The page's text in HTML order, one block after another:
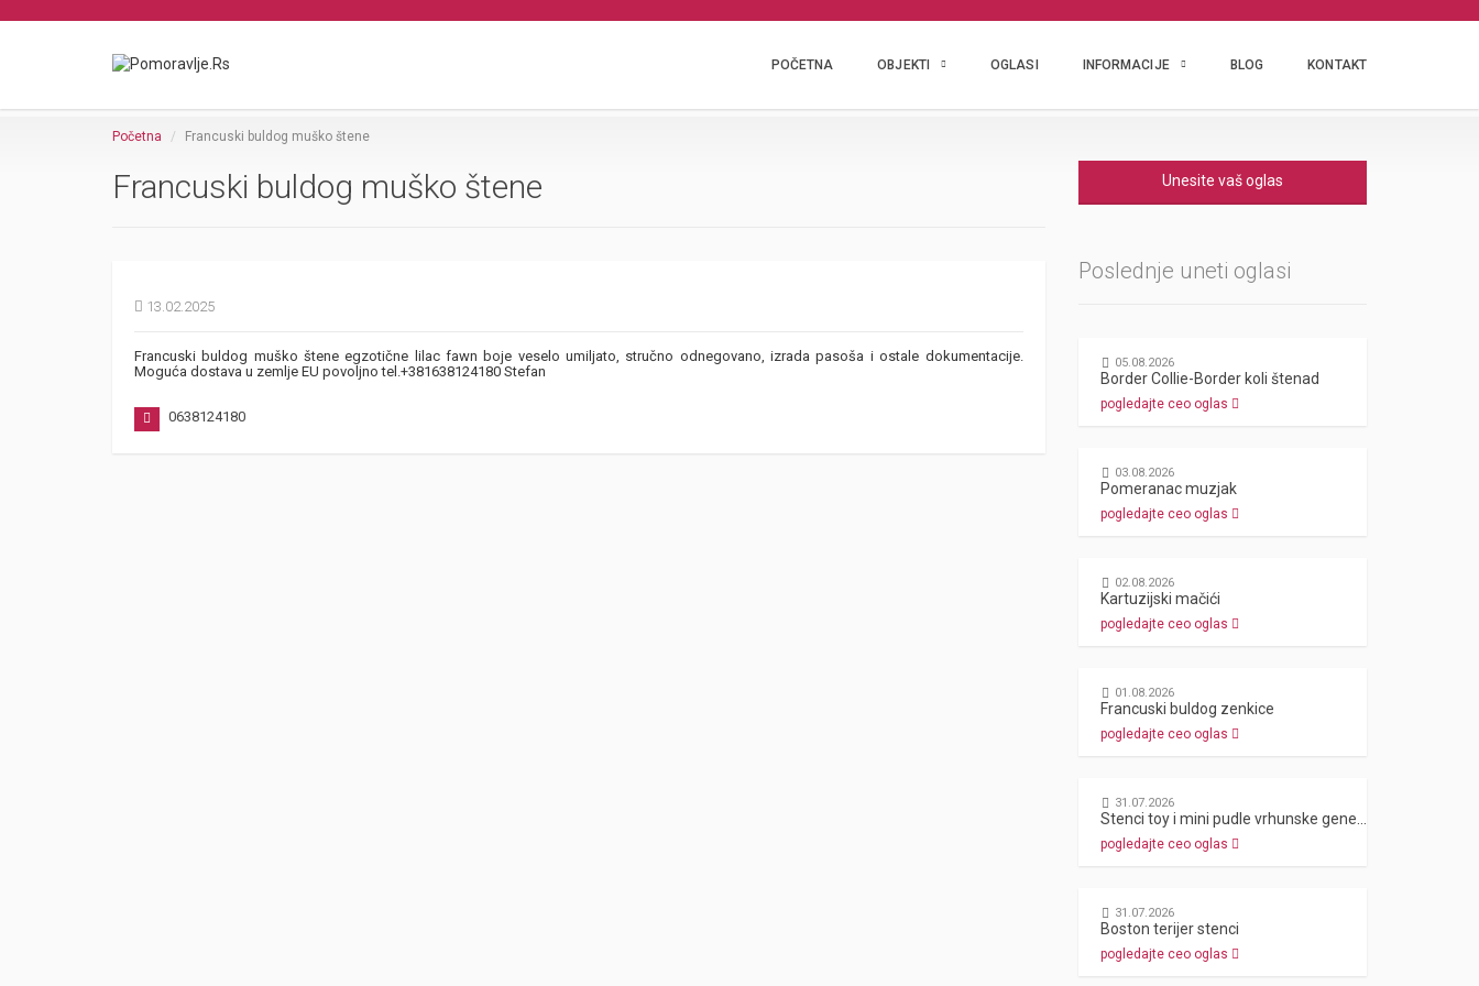
POČETNA OBJEKTI OGLASI INFORMACIJE BLOG KONTAKT
Početna Francuski buldog muško štene
Francuski buldog muško štene
13.02.2025
Francuski buldog muško štene egzotične lilac fawn boje veselo umiljato, stručno odnegovano, izrada pasoša i ostale dokumentacije.
Moguća dostava u zemlje EU povoljno tel.+381638124180 Stefan
0638124180
Unesite vaš oglas
Poslednje uneti oglasi
05.08.2026
Border Collie-Border koli štenad
pogledajte ceo oglas
03.08.2026
Pomeranac muzjak
pogledajte ceo oglas
02.08.2026
Kartuzijski mačići
pogledajte ceo oglas
01.08.2026
Francuski buldog zenkice
pogledajte ceo oglas
31.07.2026
pogledajte ceo oglas
31.07.2026
Boston terijer stenci
pogledajte ceo oglas